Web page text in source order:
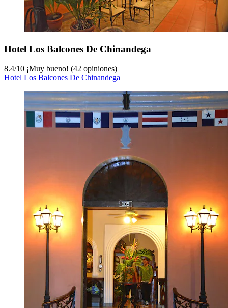
Hotel Los Balcones De Chinandega
8.4/10 ¡Muy bueno! (42 opiniones)
Hotel Los Balcones De Chinandega